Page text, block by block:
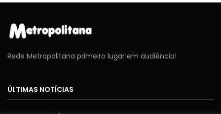
Rede Metropolitana primeiro lugar em audiência!
ÚLTIMAS NOTÍCIAS